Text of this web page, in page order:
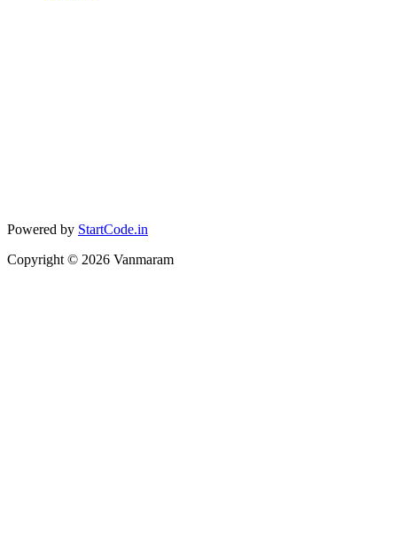
Powered by StartCode.in
Copyright © 2026 Vanmaram